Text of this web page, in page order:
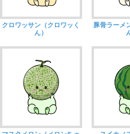
クロワッサン（クロワッく
ん）
豚骨ラーメ